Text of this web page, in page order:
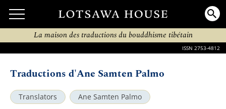
La maison des traductions du bouddhisme tibétain
ISSN 2753-4812
Traductions d'Ane Samten Palmo
Translators Ane Samten Palmo